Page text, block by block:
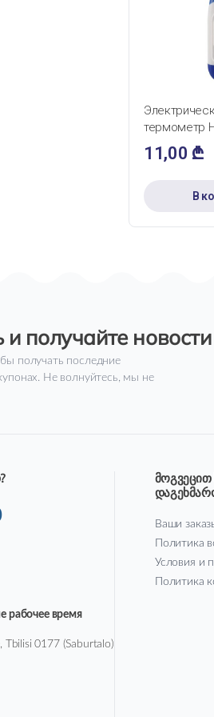
термометр
11,00 ₾
В
получайте
получать последние
Не волнуйтесь, мы не
рабочее время
Tbilisi 0177 (Saburtalo)
მოგვეცით
Ваши
Политика
Условия и
Политика